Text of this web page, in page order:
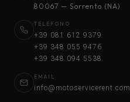
80067 — Sorrento (NA)
TELEFONO
+39 081 612 9379
+39 348 055 9476
+39 348 094 5538
EMAIL
info@motoservicerent.com